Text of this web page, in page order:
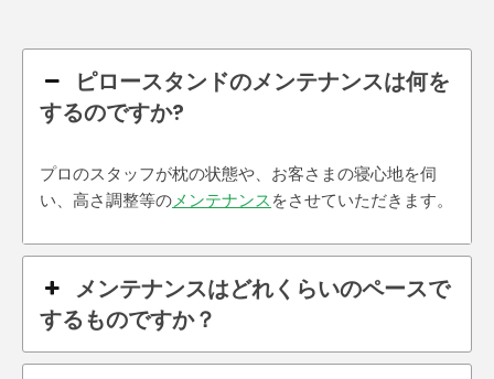
ピロースタンドのメンテナンスは何を
するのですか?
プロのスタッフが枕の状態や、お客さまの寝心地を伺
い、高さ調整等のメンテナンスをさせていただきます。
メンテナンスはどれくらいのペースで
するものですか？